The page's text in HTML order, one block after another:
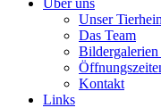
Über uns
Unser
Das Team
Kontakt
Links